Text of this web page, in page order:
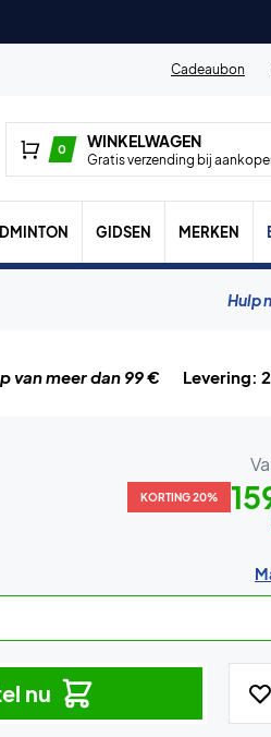
Cadeaubon
0 WINKELWAGEN
Gratis verzending bij
GIDSEN MERKEN
Hulp
van meer dan 99 € Levering:
KORTING 20%
nu